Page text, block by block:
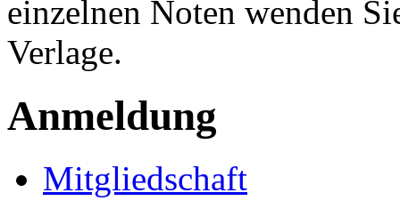
einzelnen Noten wenden
Verlage.
Anmeldung
Mitgliedschaft